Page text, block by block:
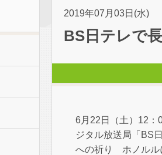
2019年07月03日(水)
BS日テレで
6月22日（土）12：
ジタル放送局「BS
への祈り ホノルル